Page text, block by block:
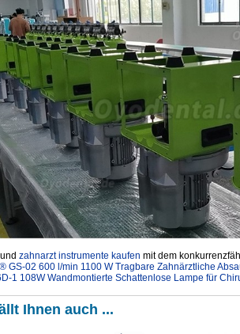
‎ und zahnarzt instrumente kaufen mit dem
GS-02 600 l/min 1100 W Tragbare Zahnärztliche
1 108W Wandmontierte Schattenlose Lampe für
Ihnen auch ...